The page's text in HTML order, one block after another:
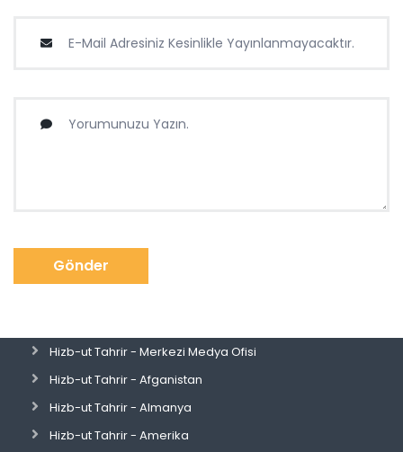
Gönder
Hizb-ut Tahrir - Merkezi Medya Ofisi
Hizb-ut Tahrir - Afganistan
Hizb-ut Tahrir - Almanya
Hizb-ut Tahrir - Amerika